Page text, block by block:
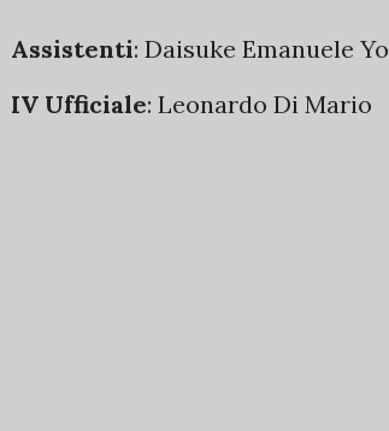
Assistenti: Daisuke Emanuele
IV Ufficiale: Leonardo Di Mario